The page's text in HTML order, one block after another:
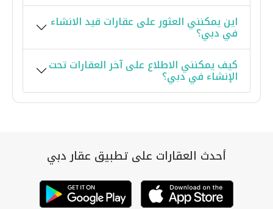
اين يمكنني العثور على عقارات قيد الانشاء
في دبي؟
كيف يمكنني الاطلاع على آخر العقارات تحت
الإنشاء في دبي؟
أحدث العقارات على تطبيق عقار دبي